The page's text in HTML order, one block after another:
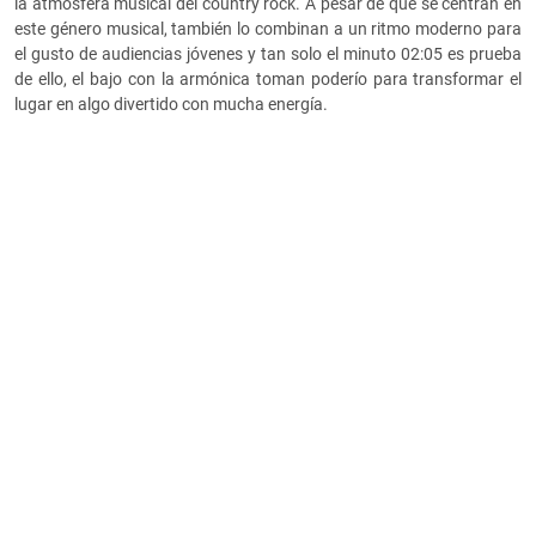
la atmosfera musical del country rock. A pesar de que se centran en
este género musical, también lo combinan a un ritmo moderno para
el gusto de audiencias jóvenes y tan solo el minuto 02:05 es prueba
de ello, el bajo con la armónica toman poderío para transformar el
lugar en algo divertido con mucha energía.